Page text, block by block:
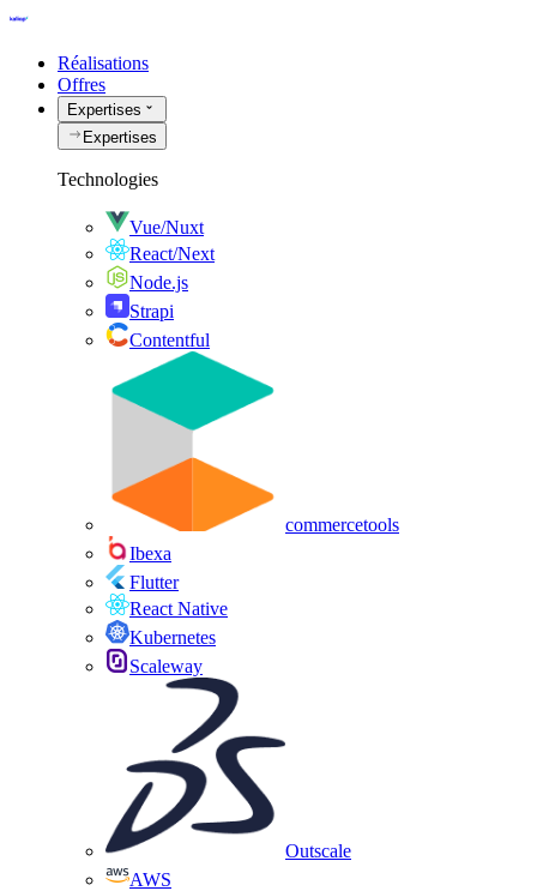
Réalisations
Offres
Expertises
Expertises
Technologies
Vue/Nuxt
React/Next
Node.js
Strapi
Contentful
commercetools
Ibexa
Flutter
React Native
Kubernetes
Scaleway
Outscale
AWS